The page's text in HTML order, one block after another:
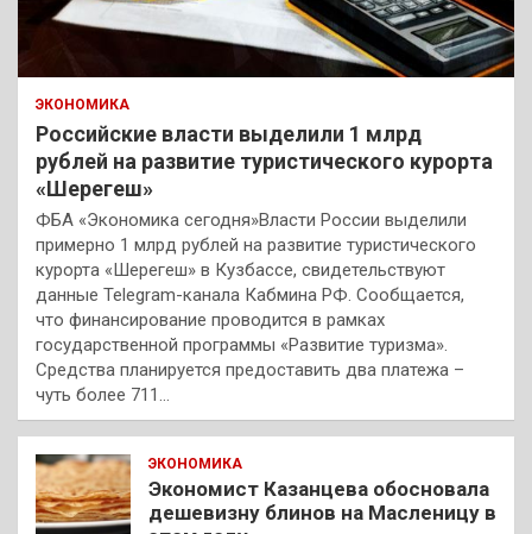
ЭКОНОМИКА
Российские власти выделили 1 млрд
рублей на развитие туристического курорта
«Шерегеш»
ФБА «Экономика сегодня»Власти России выделили
примерно 1 млрд рублей на развитие туристического
курорта «Шерегеш» в Кузбассе, свидетельствуют
данные Telegram-канала Кабмина РФ. Сообщается,
что финансирование проводится в рамках
государственной программы «Развитие туризма».
Средства планируется предоставить два платежа –
чуть более 711…
ЭКОНОМИКА
Экономист Казанцева обосновала
дешевизну блинов на Масленицу в